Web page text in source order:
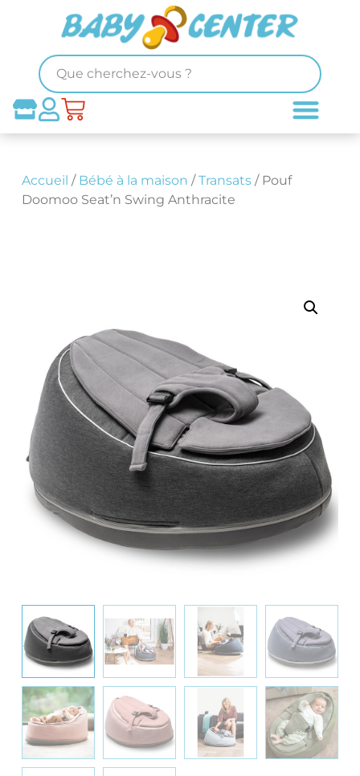
Accueil / Bébé à la maison /Transats/ Pouf
Doomoo Seat’n Swing Anthracite